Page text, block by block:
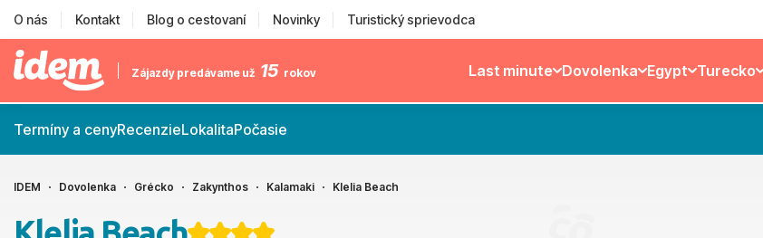
O nás Kontakt Blog o cestovaní Novinky Turistický sprievodca
Zájazdy predávame už 15 rokov Last minute Dovolenka Egypt Turecko
Termíny a cenyRecenzieLokalitaPočasie
IDEM Dovolenka Grécko Zakynthos Kalamaki Klelia Beach